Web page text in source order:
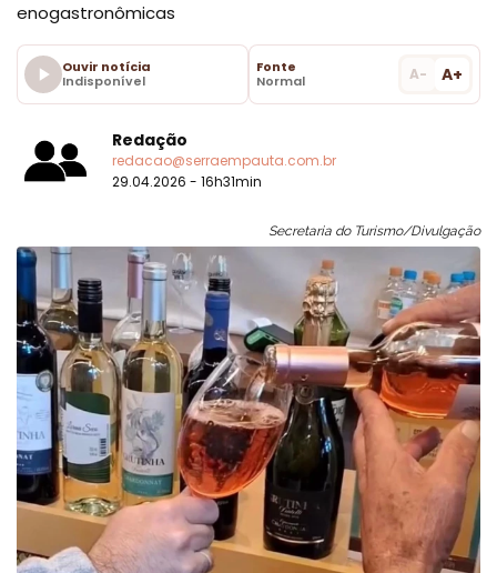
enogastronômicas
Ouvir notícia
Indisponível
Fonte
Normal
A- A+
Redação
redacao@serraempauta.com.br
29.04.2026 - 16h31min
Secretaria do Turismo/Divulgação